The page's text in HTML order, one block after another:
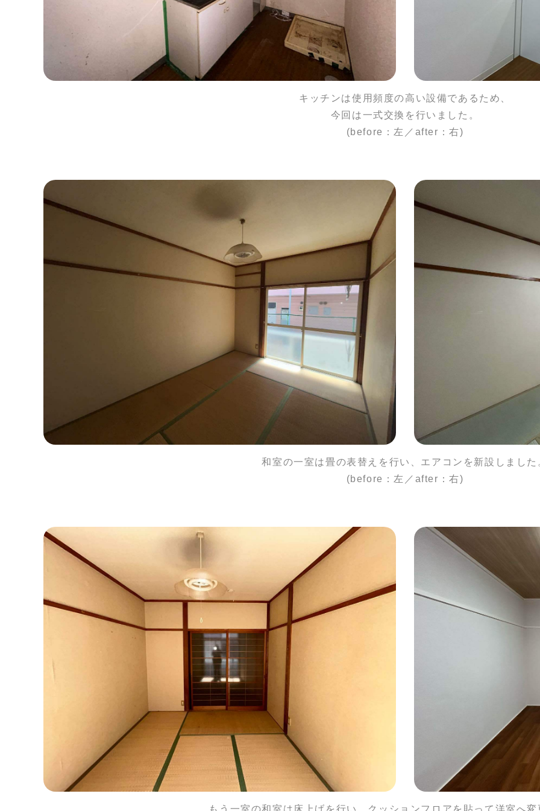
キッチンは使用頻度の高い設備であるため、
今回は一式交換を行いました。
(before：左／after：右)
和室の一室は畳の表替えを行い、エアコンを新設しました
(before：左／after：右)
もう一室の和室は床上げを行い、クッションフロアを貼って洋室へ